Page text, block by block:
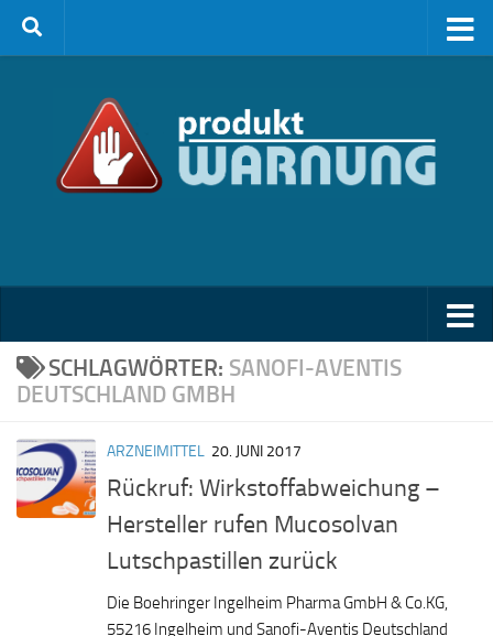
Zum Inhalt springen
SCHLAGWÖRTER: SANOFI-AVENTIS
DEUTSCHLAND GMBH
ARZNEIMITTEL 20. JUNI 2017
Rückruf: Wirkstoffabweichung –
Hersteller rufen Mucosolvan
Lutschpastillen zurück
Die Boehringer Ingelheim Pharma GmbH & Co.KG,
55216 Ingelheim und Sanofi-Aventis Deutschland